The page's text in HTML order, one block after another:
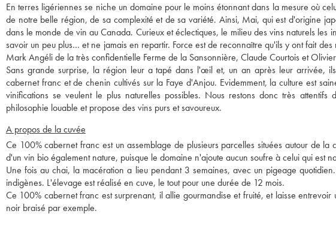
En terres ligériennes se niche un domaine pour le moins étonnant dans la mesure où
de notre belle région, de sa complexité et de sa variété. Ainsi, Mai, qui est d'origine
dans le monde de vin au Canada. Curieux et éclectiques, le milieu des vins naturels les
savoir un peu plus… et ne jamais en repartir. Force est de reconnaître qu'ils y ont fait
Mark Angéli de la très confidentielle Ferme de la Sansonnière, Claude Courtois et
Sans grande surprise, la région leur a tapé dans l'œil et, un an après leur arrivée,
cabernet franc et de chenin cultivés sur la Faye d'Anjou. Evidemment, la culture est
vinifications se veulent le plus naturelles possibles. Nous restons donc très
philosophie louable et propose des vins purs et savoureux.
A propos de la cuvée
Ce 100% cabernet franc est un assemblage de plusieurs parcelles situées autour de la
d'un vin bio également nature, puisque le domaine n'ajoute aucun soufre à celui qui est
Une fois au chai, la macération a lieu pendant 3 semaines, avec un pigeage
indigènes. L'élevage est réalisé en cuve, le tout pour une durée de 12 mois.
Ce 100% cabernet franc est surprenant, il allie gourmandise et fruité, et laisse
noir braisé par exemple.